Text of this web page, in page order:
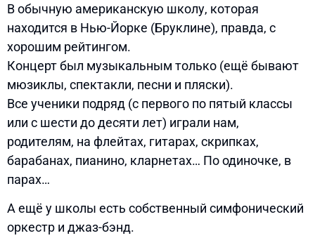
В обычную американскую школу, которая
находится в Нью-Йорке (Бруклине), правда, с
хорошим рейтингом.
Концерт был музыкальным только (ещё бывают
мюзиклы, спектакли, песни и пляски).
Все ученики подряд (с первого по пятый классы
или с шести до десяти лет) играли нам,
родителям, на флейтах, гитарах, скрипках,
барабанах, пианино, кларнетах… По одиночке, в
парах…
А ещё у школы есть собственный симфонический
оркестр и джаз-бэнд.